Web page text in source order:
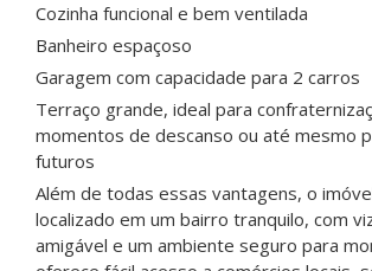
Cozinha funcional e bem ventilada
Banheiro espaçoso
Garagem com capacidade para 2 carros
Terraço grande, ideal para
momentos de descanso ou até mesmo
futuros
Além de todas essas vantagens, o
localizado em um bairro tranquilo, com
amigável e um ambiente seguro para